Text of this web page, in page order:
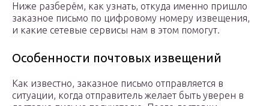
Ниже разберём, как узнать, откуда именно пришло
заказное письмо по цифровому номеру извещения,
и какие сетевые сервисы нам в этом помогут.
Особенности почтовых извещений
Как известно, заказное письмо отправляется в
ситуации, когда отправитель желает быть уверен в